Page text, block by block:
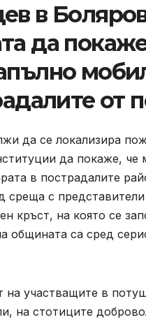
в
да
от
да се локализира
да покаже,
в пострадалите
среща с
кръст, на която се
общината са сред
на участващите в
на стотиците